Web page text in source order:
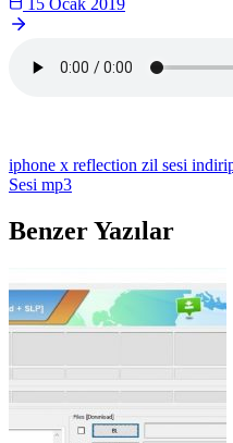
15 Ocak 2019
iphone x reflection zil sesi indir
Sesi mp3
Benzer Yazılar